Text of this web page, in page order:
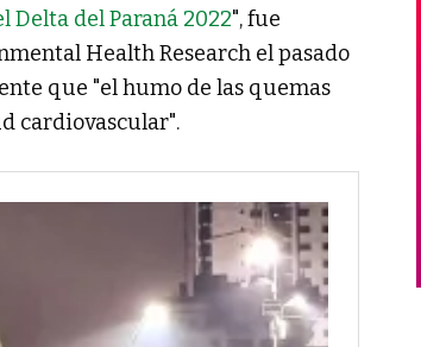
Delta del Paraná 2022", fue
Health Research el pasado
que "el humo de las quemas
cardiovascular".